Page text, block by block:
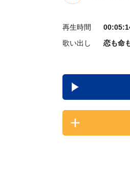
再生時間
歌い出し
恋も命